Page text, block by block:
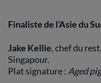
Finaliste de l'Asie du
Jake Kellie, chef du
Singapour.
Plat signature : Aged